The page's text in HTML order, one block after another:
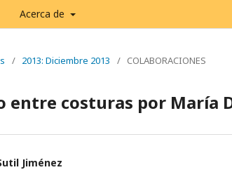
Acerca de
/ 2013: Diciembre 2013 / COLABORACIONES
entre costuras por María
Jiménez